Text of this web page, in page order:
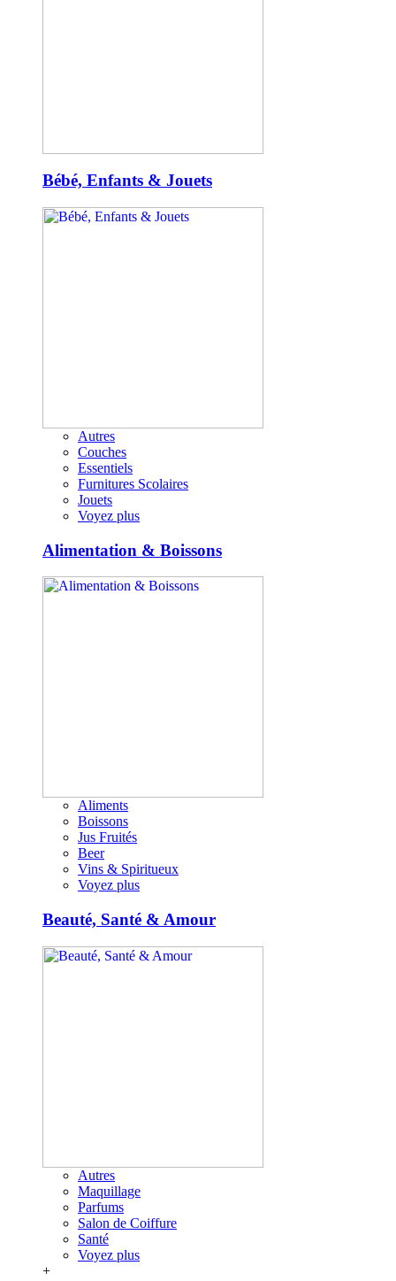
Bébé, Enfants & Jouets
Autres
Couches
Essentiels
Furnitures Scolaires
Jouets
Voyez plus
Alimentation & Boissons
Aliments
Boissons
Jus Fruités
Beer
Vins & Spiritueux
Voyez plus
Beauté, Santé & Amour
Autres
Maquillage
Parfums
Salon de Coiffure
Santé
Voyez plus
+